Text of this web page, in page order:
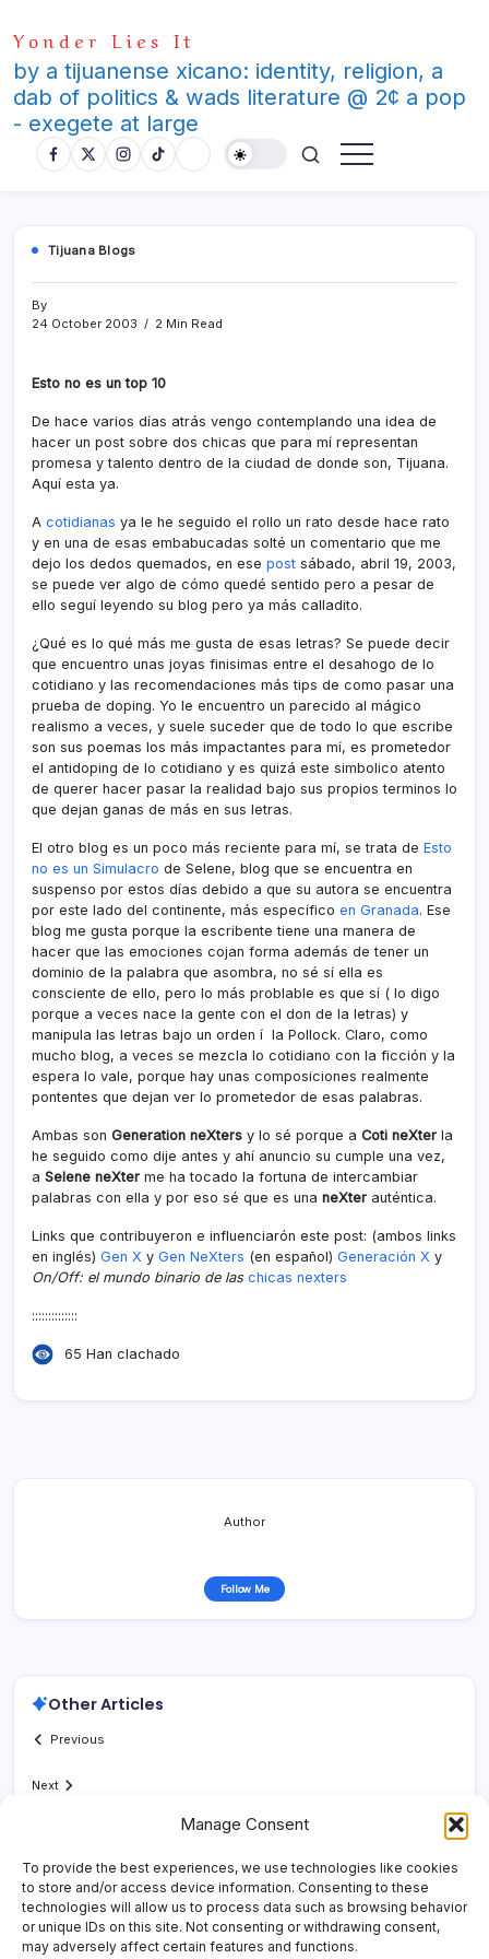
Manage Consent
To provide the best experiences, we use technologies like cookies
to store and/or access device information. Consenting to these
technologies will allow us to process data such as browsing behavior
or unique IDs on this site. Not consenting or withdrawing consent,
may adversely affect certain features and functions.
to
content
Yonder Lies It
by a tijuanense xicano: identity, religion, a
dab of politics & wads literature @ 2¢ a pop
- exegete at large
Tijuana Blogs
By
24 October 2003
2 Min Read
Esto no es un top 10
De hace varios dí­as atrás vengo contemplando una idea de
hacer un post sobre dos chicas que para mí­ representan
promesa y talento dentro de la ciudad de donde son, Tijuana.
Aquí­ esta ya.
A cotidianas ya le he seguido el rollo un rato desde hace rato
y en una de esas embabucadas solté un comentario que me
dejo los dedos quemados, en ese post sábado, abril 19, 2003,
se puede ver algo de cómo quedé sentido pero a pesar de
ello seguí­ leyendo su blog pero ya más calladito.
¿Qué es lo qué más me gusta de esas letras? Se puede decir
que encuentro unas joyas finisimas entre el desahogo de lo
cotidiano y las recomendaciones más tips de como pasar una
prueba de doping. Yo le encuentro un parecido al mágico
realismo a veces, y suele suceder que de todo lo que escribe
son sus poemas los más impactantes para mí­, es prometedor
el antidoping de lo cotidiano y es quizá este simbolico atento
de querer hacer pasar la realidad bajo sus propios terminos lo
que dejan ganas de más en sus letras.
El otro blog es un poco más reciente para mí­, se trata de Esto
no es un Simulacro de Selene, blog que se encuentra en
suspenso por estos dí­as debido a que su autora se encuentra
por este lado del continente, más especí­fico en Granada. Ese
blog me gusta porque la escribente tiene una manera de
hacer que las emociones cojan forma además de tener un
dominio de la palabra que asombra, no sé sí­ ella es
consciente de ello, pero lo más problable es que sí­ ( lo digo
porque a veces nace la gente con el don de la letras) y
manipula las letras bajo un orden í la Pollock. Claro, como
mucho blog, a veces se mezcla lo cotidiano con la ficción y la
espera lo vale, porque hay unas composiciones realmente
pontentes que dejan ver lo prometedor de esas palabras.
Ambas son Generation neXters y lo sé porque a Coti neXter la
he seguido como dije antes y ahí­ anuncio su cumple una vez,
a Selene neXter me ha tocado la fortuna de intercambiar
palabras con ella y por eso sé que es una neXter auténtica.
Links que contribuyeron e influenciarón este post: (ambos links
en inglés) Gen X y Gen NeXters (en español) Generación X y
On/Off: el mundo binario de las chicas nexters
::::::::::::::
65 Han clachado
Author
Follow Me
Other Articles
Previous
Next